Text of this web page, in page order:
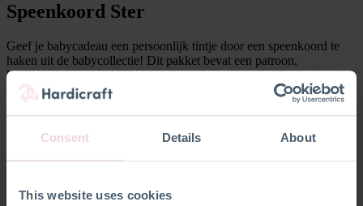
Consent Details About
This website uses cookies
Speenkoord Ster
Geef je babycadeau een persoonlijk tintje door een speenkoord te
haken uit de babycollectie! Dit pakket bevat een patroon,
kwaliteitsgaren van 100% katoen en alle fournituren die nodig zijn
om aan het werk te gaan (excl. haaknaald). Het speenkoord is
ongeveer 24 cm lang (inclusief clip en lus) en is gemaakt met een
haaknaald 2,5 mm.